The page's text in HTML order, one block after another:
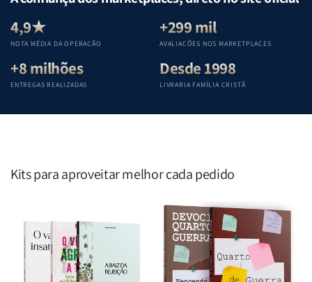
Equipe
Teológica
Penkal
Equipe
Penkal
Equipe
Teológica
Penkal
Equipe
4,9★
NOTA MÉDIA DA OPERAÇÃO
+299 mil
AVALIAÇÕES NOS MARKETPLACES
+8 milhões
ENTREGAS REALIZADAS
Desde 1998
LIVRARIA FAMÍLIA CRISTÃ
Kits para aproveitar melhor cada pedido